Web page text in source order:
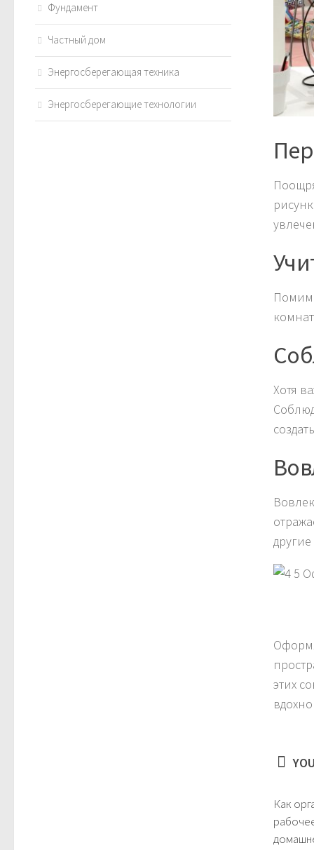
Хотя
этих
Как
Фундамент
Частный дом
Энергосберегающая техника
Энергосберегающие технологии